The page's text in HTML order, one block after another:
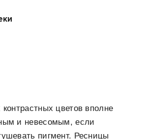
цветов вполне
и невесомым, если
пигмент. Ресницы